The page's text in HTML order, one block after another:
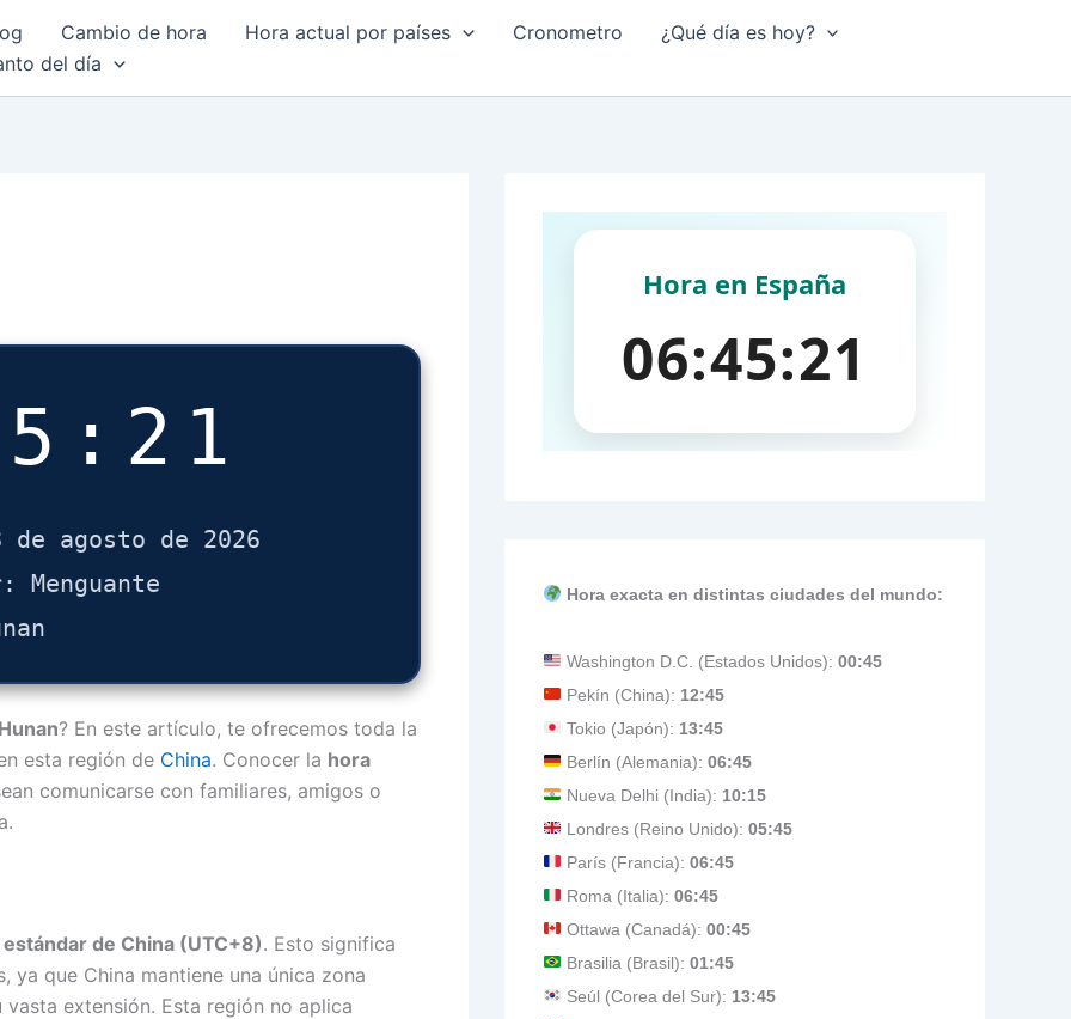
Cambio de hora Hora actual por países Cronometro
¿Qué día es hoy?
del día
de agosto de 2026
Menguante
? En este artículo, te ofrecemos toda la
esta región de China. Conocer la hora
comunicarse con familiares, amigos o
de China (UTC+8). Esto significa
ya que China mantiene una única zona
extensión. Esta región no aplica
Hora exacta en distintas ciudades del mundo:
Washington D.C. (Estados Unidos): 00:45
Pekín (China): 12:45
Tokio (Japón): 13:45
Berlín (Alemania): 06:45
Nueva Delhi (India): 10:15
Londres (Reino Unido): 05:45
París (Francia): 06:45
Roma (Italia): 06:45
Ottawa (Canadá): 00:45
Brasilia (Brasil): 01:45
Seúl (Corea del Sur): 13:45